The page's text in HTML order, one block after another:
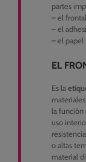
partes
– el frontal
– el
– el papel
EL
Es la
la función
uso
o altas
material